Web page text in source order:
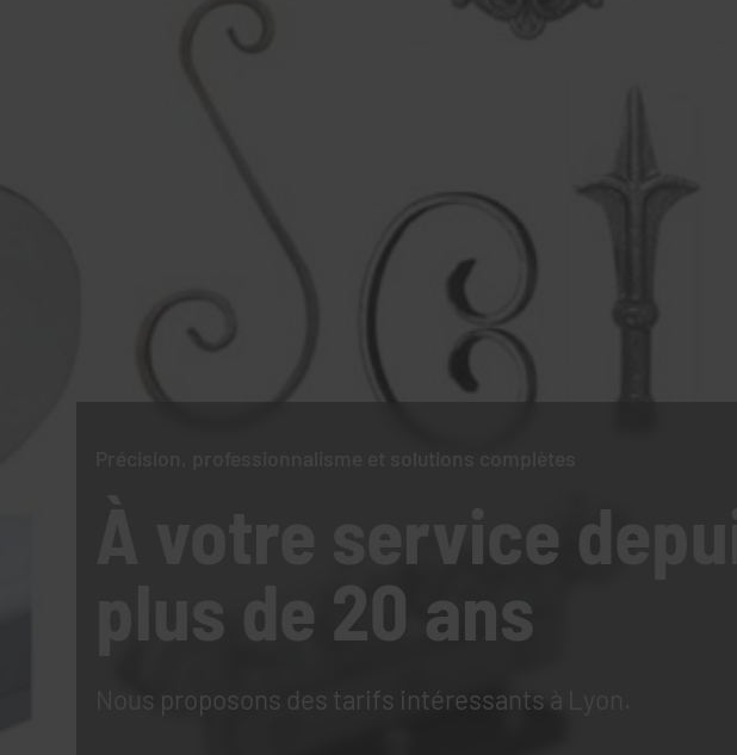
À votre service depuis
plus de 20 ans
Nous proposons des tarifs intéressants à Lyon.